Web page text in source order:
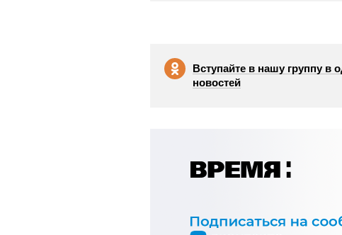
Вступайте в нашу группу в
новостей